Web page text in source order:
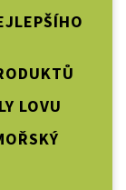
LOVU